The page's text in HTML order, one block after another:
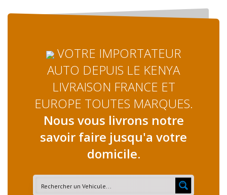
VOTRE IMPORTATEUR
AUTO DEPUIS LE KENYA
LIVRAISON FRANCE ET
EUROPE TOUTES MARQUES.
Nous vous livrons notre
savoir faire jusqu'a votre
domicile.